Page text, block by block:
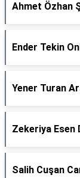
Ahmet Özhan
Ender Tekin
Yener Turan
Zekeriya Esen
Salih Cuşan